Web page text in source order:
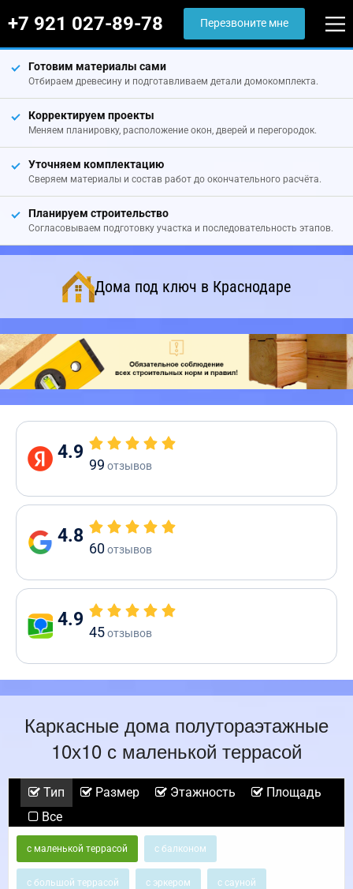
+7 921 027-89-78 Перезвоните мне
Готовим материалы сами
Отбираем древесину и подготавливаем детали домокомплекта.
Корректируем проекты
Меняем планировку, расположение окон, дверей и перегородок.
Уточняем комплектацию
Сверяем материалы и состав работ до окончательного расчёта.
Планируем строительство
Согласовываем подготовку участка и последовательность этапов.
Дома под ключ в Краснодаре
4.9
99 отзывов
4.8
60отзывов
4.9
45отзывов
Каркасные дома полутораэтажные
10х10 с маленькой террасой
Тип Размер Этажность
Площадь
Все
с маленькой террасой с балконом
с большой террасой с эркером с сауной